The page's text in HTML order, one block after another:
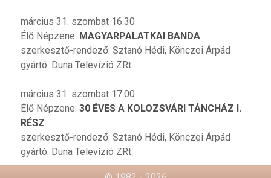
március 31. szombat 16.30
Élő Népzene: MAGYARPALATKAI BANDA
szerkesztő-rendező: Sztanó Hédi, Könczei Árpád
gyártó: Duna Televízió ZRt.
március 31. szombat 17.00
Élő Népzene: 30 ÉVES A KOLOZSVÁRI TÁNCHÁZ I.
RÉSZ
szerkesztő-rendező: Sztanó Hédi, Könczei Árpád
gyártó: Duna Televízió ZRt.